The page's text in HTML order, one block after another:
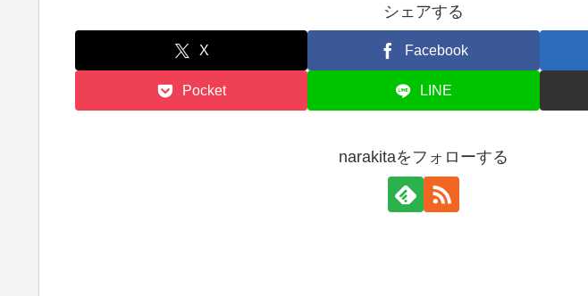
シェアする
X Facebook
Pocket LINE
narakitaをフォローする